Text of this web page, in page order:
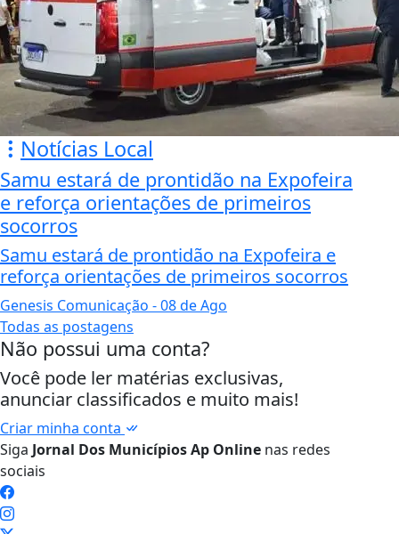
Notícias Local
Samu estará de prontidão na Expofeira
e reforça orientações de primeiros
socorros
Samu estará de prontidão na Expofeira e
reforça orientações de primeiros socorros
Genesis Comunicação - 08 de Ago
Todas as postagens
Não possui uma conta?
Você pode ler matérias exclusivas,
anunciar classificados e muito mais!
Criar minha conta
Siga Jornal Dos Municípios Ap Online nas redes
sociais